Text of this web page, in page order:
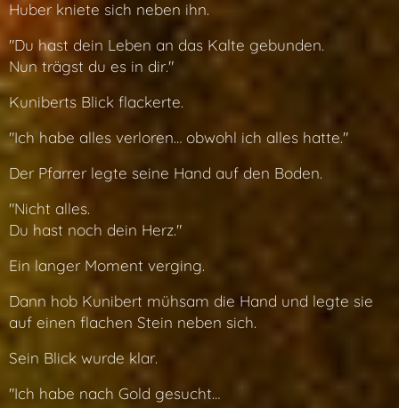
Huber kniete sich neben ihn.
"Du hast dein Leben an das Kalte gebunden.
Nun trägst du es in dir."
Kuniberts Blick flackerte.
"Ich habe alles verloren… obwohl ich alles hatte."
Der Pfarrer legte seine Hand auf den Boden.
"Nicht alles.
Du hast noch dein Herz."
Ein langer Moment verging.
Dann hob Kunibert mühsam die Hand und legte sie
auf einen flachen Stein neben sich.
Sein Blick wurde klar.
"Ich habe nach Gold gesucht…